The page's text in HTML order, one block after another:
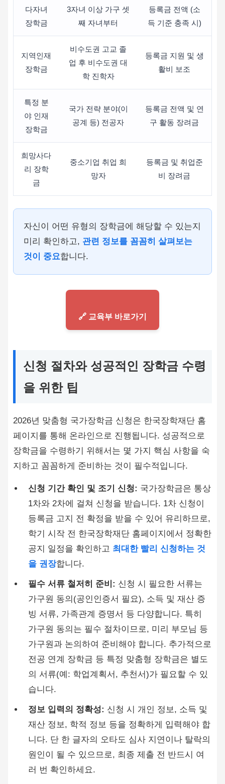
다자녀
장학금
3자녀 이상 가구 셋
째 자녀부터
등록금 전액 (소
득 기준 충족 시)
지역인재
장학금
비수도권 고교 졸
업 후 비수도권 대
학 진학자
등록금 지원 및 생
활비 보조
특정 분
야 인재
장학금
국가 전략 분야(이
공계 등) 전공자
등록금 전액 및 연
구 활동 장려금
희망사다
리 장학
금
중소기업 취업 희
망자
등록금 및 취업준
비 장려금
자신이 어떤 유형의 장학금에 해당할 수 있는지
미리 확인하고, 관련 정보를 꼼꼼히 살펴보는
것이 중요합니다.
🔗 교육부 바로가기
신청 절차와 성공적인 장학금 수령
을 위한 팁
2026년 맞춤형 국가장학금 신청은 한국장학재단 홈
페이지를 통해 온라인으로 진행됩니다. 성공적으로
장학금을 수령하기 위해서는 몇 가지 핵심 사항을 숙
지하고 꼼꼼하게 준비하는 것이 필수적입니다.
신청 기간 확인 및 조기 신청: 국가장학금은 통상
1차와 2차에 걸쳐 신청을 받습니다. 1차 신청이
등록금 고지 전 확정을 받을 수 있어 유리하므로,
학기 시작 전 한국장학재단 홈페이지에서 정확한
공지 일정을 확인하고 최대한 빨리 신청하는 것
을 권장합니다.
필수 서류 철저히 준비: 신청 시 필요한 서류는
가구원 동의(공인인증서 필요), 소득 및 재산 증
빙 서류, 가족관계 증명서 등 다양합니다. 특히
가구원 동의는 필수 절차이므로, 미리 부모님 등
가구원과 논의하여 준비해야 합니다. 추가적으로
전공 연계 장학금 등 특정 맞춤형 장학금은 별도
의 서류(예: 학업계획서, 추천서)가 필요할 수 있
습니다.
정보 입력의 정확성: 신청 시 개인 정보, 소득 및
재산 정보, 학적 정보 등을 정확하게 입력해야 합
니다. 단 한 글자의 오타도 심사 지연이나 탈락의
원인이 될 수 있으므로, 최종 제출 전 반드시 여
러 번 확인하세요.